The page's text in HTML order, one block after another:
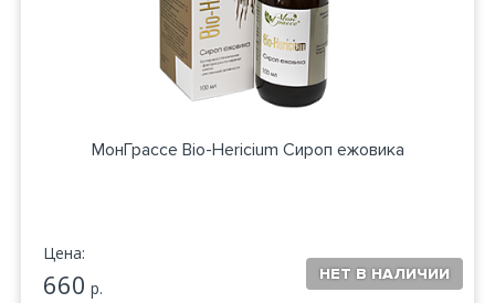
МонГрассе Bio-Hericium Сироп ежовика
Цена:
660 р.